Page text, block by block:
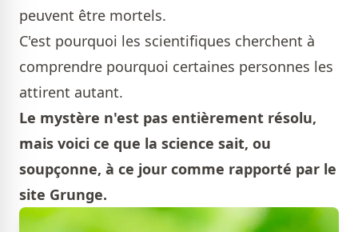
peuvent être mortels.
C'est pourquoi les scientifiques cherchent à
comprendre pourquoi certaines personnes les
attirent autant.
Le mystère n'est pas entièrement résolu,
mais voici ce que la science sait, ou
soupçonne, à ce jour comme rapporté par le
site Grunge.